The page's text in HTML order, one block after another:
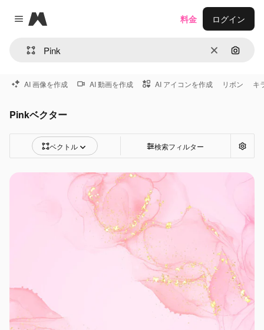
Close menu
Magnific
消去 画像で
料金 ログイン
AI 画像を作成 AI 動画を作成 AI アイコンを作成 リボン キ
Pinkベクター
ベクトル 検索フィルター